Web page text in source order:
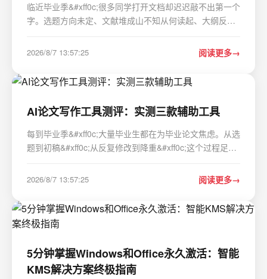
临近毕业季&#xff0c;很多同学打开文档却迟迟敲不出第一个
字。选题方向未定、文献堆成山不知从何读起、大纲反复
从一个新鲜概念变成了现实刚需。面对市面上层出不穷的
2026/8/7 13:57:25 阅读更多
AI论文写作工具测评：实测三款辅助工具
每到毕业季&#xff0c;大量毕业生都在为毕业论文焦虑。从选
题到初稿&#xff0c;从反复修改到降重&#xff0c;这个过程足以
靠谱的写论文的AI来辅助完成论文。但工具五花八门
2026/8/7 13:57:25 阅读更多
5分钟掌握Windows和Office永久激活：智能
KMS解决方案终极指南